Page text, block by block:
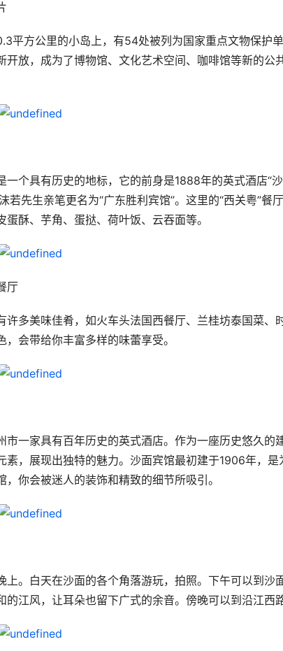
平方公里的小岛上，有54处被列为国家重点文物保护
开放，成为了博物馆、文化艺术空间、咖啡馆等新的公
一个具有历史的地标，它的前身是1888年的英式酒店“
若先生亲笔更名为“广东胜利宾馆”。这里的“西关粤”餐
蛋酥、芋角、蛋挞、荷叶饭、云吞面等。
厅
许多美味佳肴，如火车头法国西餐厅、兰桂坊泰国菜
，会带给你丰富多样的味蕾享受。
市一家具有百年历史的英式酒店。作为一座历史悠久的
素，展现出独特的魅力。沙面宾馆最初建于1906年，
，你会被迷人的装饰和精致的细节所吸引。
上。白天在沙面的各个角落游玩，拍照。下午可以到
的江风，让耳朵也留下广式的余音。傍晚可以到沿江西